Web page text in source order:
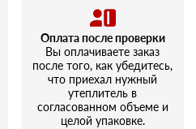
Оплата после проверки
Вы оплачиваете заказ
после того, как убедитесь,
что приехал нужный
утеплитель в
согласованном объеме и
целой упаковке.